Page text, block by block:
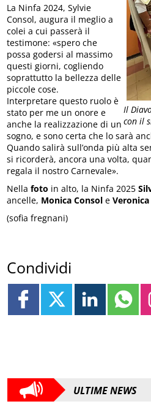
Il
con il
La Ninfa 2024, Sylvie
Consol, augura il meglio a
colei a cui passerà il
testimone: «spero che
possa godersi al massimo
questi giorni, cogliendo
soprattutto la bellezza delle
piccole cose.
Interpretare questo ruolo è
stato per me un onore e
anche la realizzazione di un
sogno, e sono certa che lo sarà
Quando salirà sull’onda più alta
si ricorderà, ancora una volta,
regala il nostro Carnevale».
Nella foto in alto, la Ninfa 2025
ancelle, Monica Consol e
(sofia fregnani)
Condividi
ULTIME NEWS